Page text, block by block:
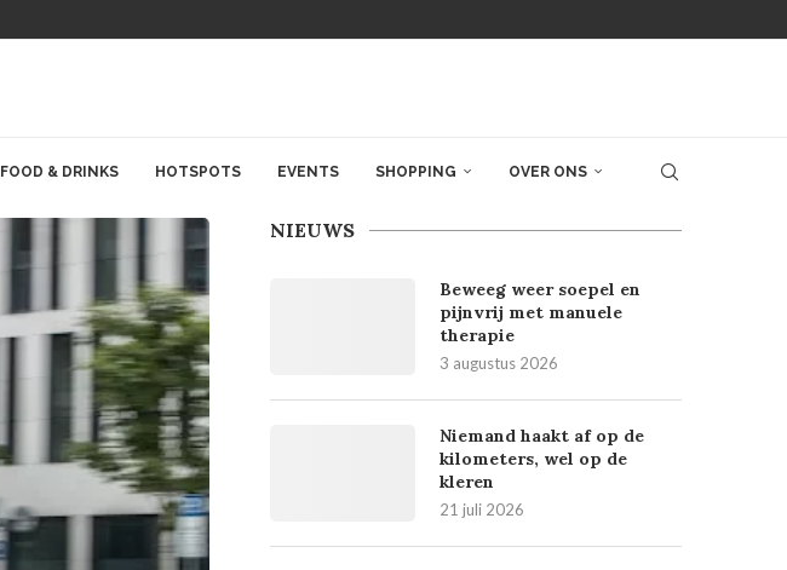
FOOD & DRINKS HOTSPOTS EVENTS SHOPPING OVER ONS
NIEUWS
Beweeg weer soepel en
pijnvrij met manuele
therapie
3 augustus 2026
Niemand haakt af op de
kilometers, wel op de
kleren
21 juli 2026